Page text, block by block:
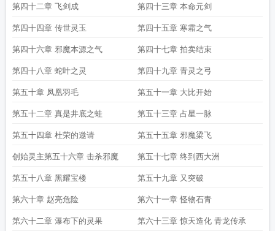
第四十二章 飞剑成 第四十三章 本命元剑
第四十四章 传世灵玉 第四十五章 寒霜之气
第四十六章 邪魔本源之气 第四十七章 拍卖结束
第四十八章 蛇叶之灵 第四十九章 青灵之弓
第五十章 凤凰羽毛 第五十一章 大比开始
第五十二章 真是井底之蛙 第五十三章 占星一脉
第五十四章 杜荣的邀请 第五十五章 邪魔梁飞
创始灵主第五十六章 击杀邪魔 第五十七章 终到西大洲
第五十八章 黑耀宝楼 第五十九章 又突破
第六十章 赵亮危险 第六十一章 怪物石青
第六十二章 瀑布下的灵果 第六十三章 惊天造化 青龙传承